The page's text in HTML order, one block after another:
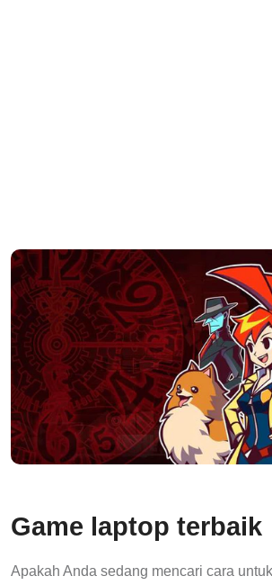
Game laptop terbaik
Apakah Anda sedang mencari cara